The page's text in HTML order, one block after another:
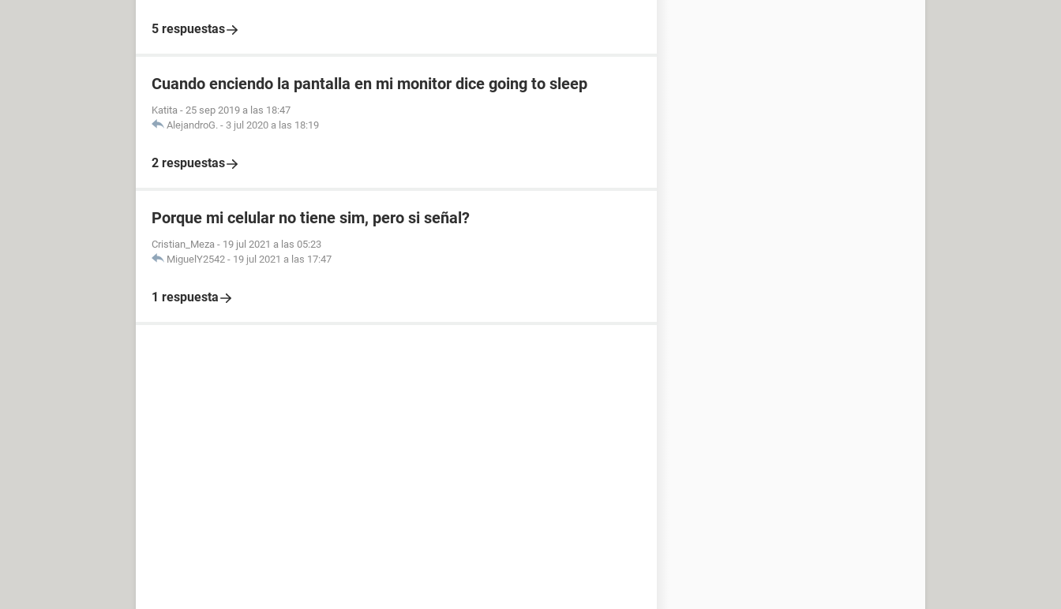
5 respuestas
Cuando enciendo la pantalla en mi monitor dice going to sleep
Katita - 25 sep 2019 a las 18:47
AlejandroG. - 3 jul 2020 a las 18:19
2 respuestas
Porque mi celular no tiene sim, pero si señal?
Cristian_Meza - 19 jul 2021 a las 05:23
MiguelY2542 - 19 jul 2021 a las 17:47
1 respuesta